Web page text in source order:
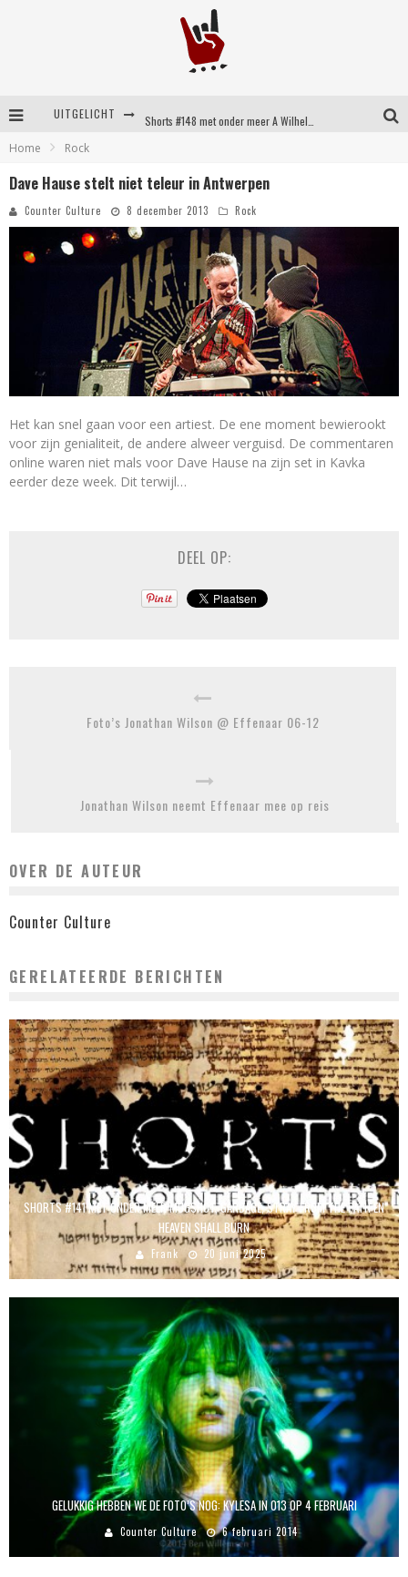
UITGELICHT
Home Rock
Dave Hause stelt niet teleur in Antwerpen
Counter Culture 8 december 2013 Rock
Het kan snel gaan voor een artiest. De ene moment bewierookt
voor zijn genialiteit, de andere alweer verguisd. De commentaren
online waren niet mals voor Dave Hause na zijn set in Kavka
eerder deze week. Dit terwijl…
DEEL OP:
Foto’s Jonathan Wilson @ Effenaar 06-12
Jonathan Wilson neemt Effenaar mee op reis
OVER DE AUTEUR
Counter Culture
GERELATEERDE BERICHTEN
SHORTS #141 MET ONDER MEER MUGSHOT, GARBAGE, STRAY FROM THE PATH EN
HEAVEN SHALL BURN
Frank 20 juni 2025
GELUKKIG HEBBEN WE DE FOTO’S NOG: KYLESA IN 013 OP 4 FEBRUARI
Counter Culture 6 februari 2014